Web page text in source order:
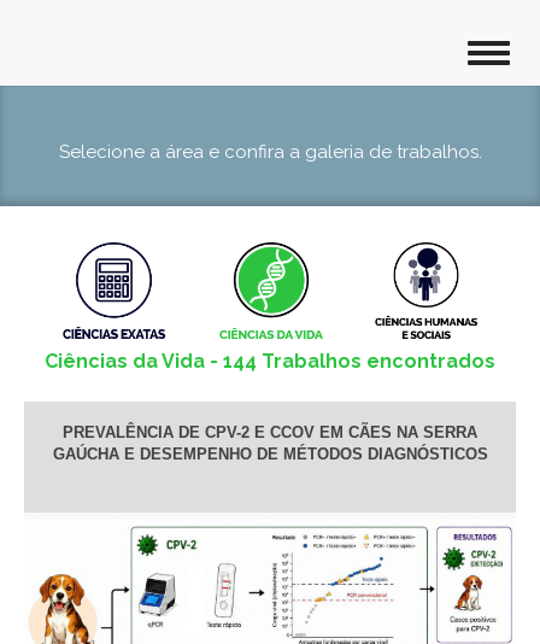
Selecione a área e confira a galeria de trabalhos.
Ciências da Vida - 144 Trabalhos encontrados
PREVALÊNCIA DE CPV-2 E CCOV EM CÃES NA SERRA
GAÚCHA E DESEMPENHO DE MÉTODOS DIAGNÓSTICOS